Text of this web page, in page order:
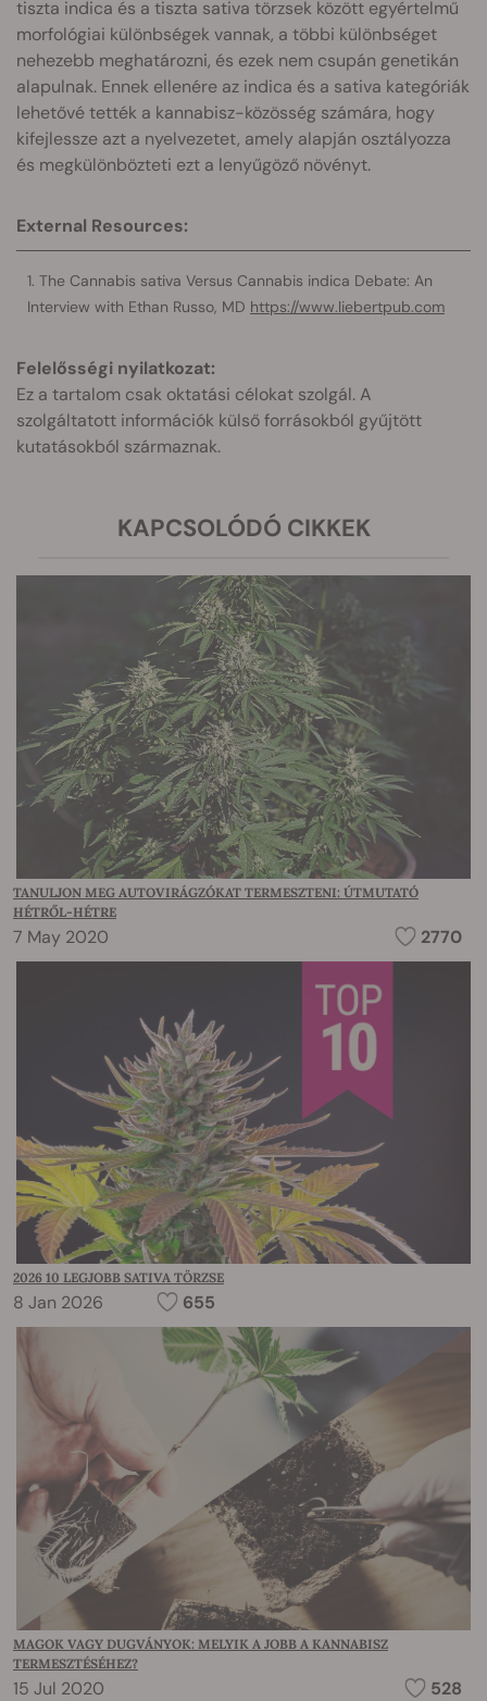
tiszta indica és a tiszta sativa törzsek között egyértelmű
morfológiai különbségek vannak, a többi különbséget
nehezebb meghatározni, és ezek nem csupán genetikán
alapulnak. Ennek ellenére az indica és a sativa kategóriák
lehetővé tették a kannabisz-közösség számára, hogy
kifejlessze azt a nyelvezetet, amely alapján osztályozza
és megkülönbözteti ezt a lenyűgöző növényt.
External Resources:
The Cannabis sativa Versus Cannabis indica Debate: An
Interview with Ethan Russo, MD https://www.liebertpub.com
Felelősségi nyilatkozat:
Ez a tartalom csak oktatási célokat szolgál. A
szolgáltatott információk külső forrásokból gyűjtött
kutatásokból származnak.
KAPCSOLÓDÓ CIKKEK
TANULJON MEG AUTOVIRÁGZÓKAT TERMESZTENI: ÚTMUTATÓ
HÉTRŐL-HÉTRE
7 May 2020 2770
2026 10 LEGJOBB SATIVA TÖRZSE
8 Jan 2026 655
MAGOK VAGY DUGVÁNYOK: MELYIK A JOBB A KANNABISZ
TERMESZTÉSÉHEZ?
15 Jul 2020 528